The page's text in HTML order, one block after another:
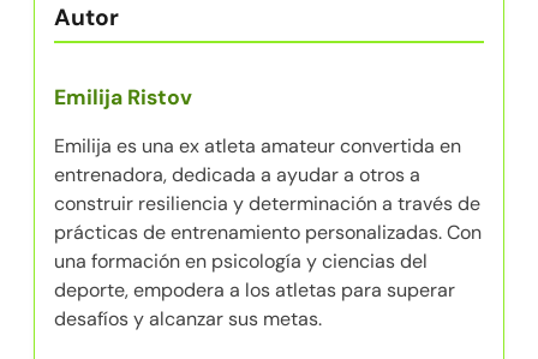
Autor
Emilija Ristov
Emilija es una ex atleta amateur convertida en
entrenadora, dedicada a ayudar a otros a
construir resiliencia y determinación a través de
prácticas de entrenamiento personalizadas. Con
una formación en psicología y ciencias del
deporte, empodera a los atletas para superar
desafíos y alcanzar sus metas.